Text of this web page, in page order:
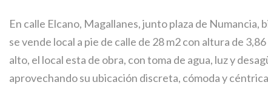
En calle Elcano, Magallanes, junto plaza de Numancia,
se vende local a pie de calle de 28 m2 con altura de
alto, el local esta de obra, con toma de agua, luz y
aprovechando su ubicación discreta, cómoda y